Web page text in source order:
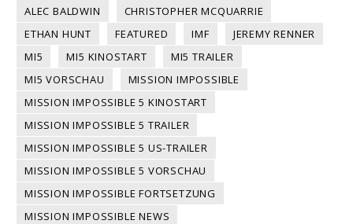
ALEC BALDWIN
CHRISTOPHER MCQUARRIE
ETHAN HUNT
FEATURED IMF
JEREMY RENNER
MI5
MI5 KINOSTART
MI5 TRAILER
MI5 VORSCHAU
MISSION IMPOSSIBLE
MISSION IMPOSSIBLE 5 KINOSTART
MISSION IMPOSSIBLE 5 TRAILER
MISSION IMPOSSIBLE 5 US-TRAILER
MISSION IMPOSSIBLE 5 VORSCHAU
MISSION IMPOSSIBLE FORTSETZUNG
MISSION IMPOSSIBLE NEWS